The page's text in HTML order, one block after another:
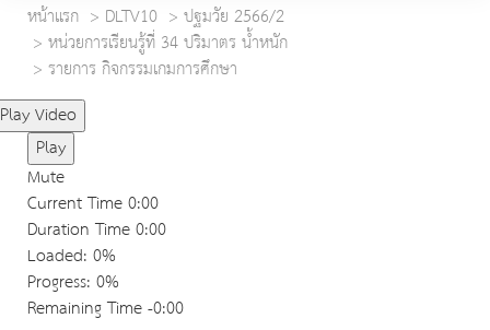
หน้าแรก DLTV10
ปฐมวัย 2566/2
หน่วยการเรียนรู้ที่ 34 ปริมาตร น้ำหนัก
รายการ กิจกรรมเกมการศึกษา
Play Video
Play
Mute
Current Time0:00
Duration Time0:00
Loaded: 0%
Progress: 0%
Remaining Time-0:00